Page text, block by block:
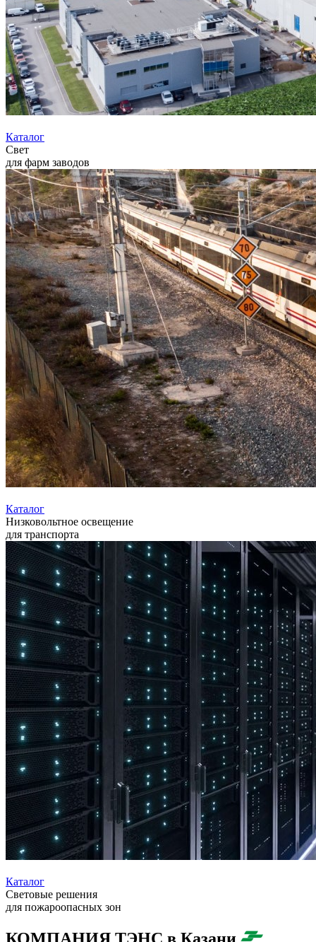
Каталог
Свет
для фарм заводов
Каталог
Низковольтное освещение
для транспорта
Каталог
Световые решения
для пожароопасных зон
КОМПАНИЯ ТЭНС в Казани